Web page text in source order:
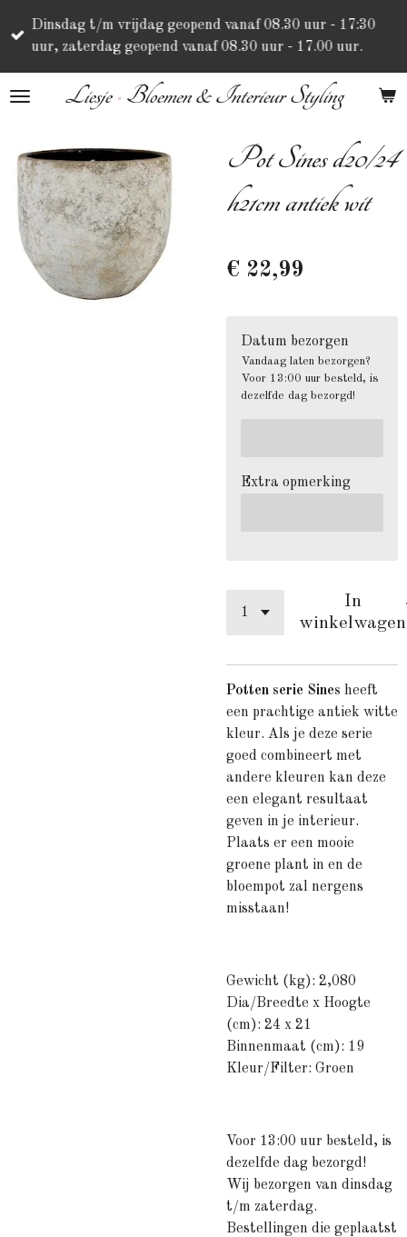
direct
hoofdinhoud
Liesje•Bloemen & Interieur Styling
Dinsdag t/m vrijdag geopend vanaf 08.30 uur - 17:30
uur, zaterdag geopend vanaf 08.30 uur - 17.00 uur.
Pot Sines d20/24
h21cm antiek wit
€ 22,99
Datum bezorgen
Vandaag laten bezorgen?
Voor 13:00 uur besteld, is
dezelfde dag bezorgd!
Extra opmerking
In
winkelwagen
Potten serie Sines heeft
een prachtige antiek witte
kleur. Als je deze serie
goed combineert met
andere kleuren kan deze
een elegant resultaat
geven in je interieur.
Plaats er een mooie
groene plant in en de
bloempot zal nergens
misstaan!
Gewicht (kg): 2,080
Dia/Breedte x Hoogte
(cm): 24 x 21
Binnenmaat (cm): 19
Kleur/Filter: Groen
Voor 13:00 uur besteld, is
dezelfde dag bezorgd!
Wij bezorgen van dinsdag
t/m zaterdag.
Bestellingen die geplaatst